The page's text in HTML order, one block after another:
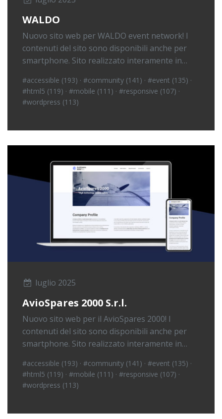
WALDO
Nuovo sito web per WALDO event network! I
contenuti del sito sono disponibili anche per
smartphone. Sito realizzato interamente in…
#accessible (193) · #community (141) · #event (135) ·
#html5 (119) · #mobile (111) · #responsive (107) ·
#wordpress (113)
luglio 2025
AvioSpares 2000 S.r.l.
Nuovo sito web per il AvioSpares 2000! I
contenuti del sito sono disponibili anche per
smartphone. Sito realizzato interamente in…
#accessible (193) · #community (141) · #event (135) ·
#html5 (119) · #mobile (111) · #responsive (107) ·
#wordpress (113)